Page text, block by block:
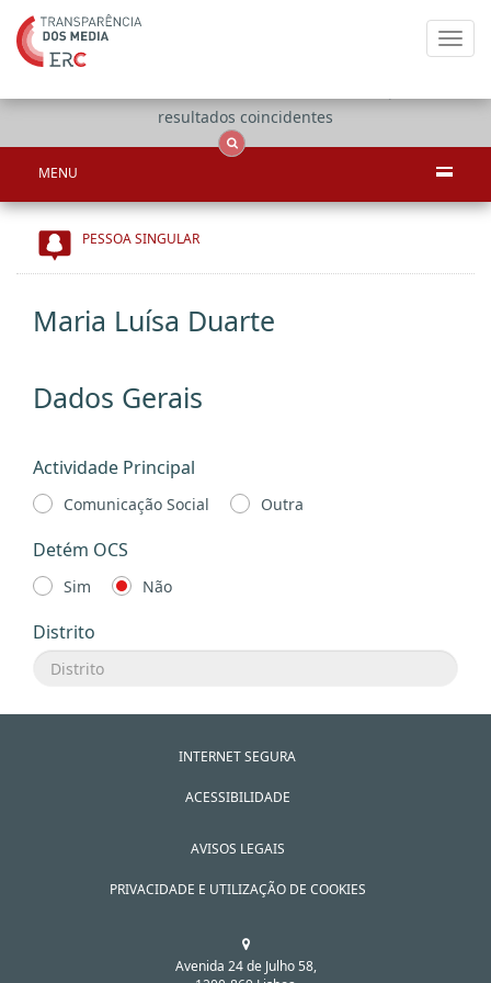
resultados coincidentes
MENU
PESSOA SINGULAR
Maria Luísa Duarte
Dados Gerais
Actividade Principal
Comunicação Social Outra
Detém OCS
Sim Não
Distrito
INTERNET SEGURA
ACESSIBILIDADE
AVISOS LEGAIS
PRIVACIDADE E UTILIZAÇÃO DE COOKIES
Avenida 24 de Julho 58,